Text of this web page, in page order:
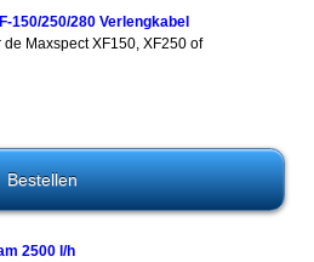
150/250/280 Verlengkabel
Maxspect XF150, XF250 of